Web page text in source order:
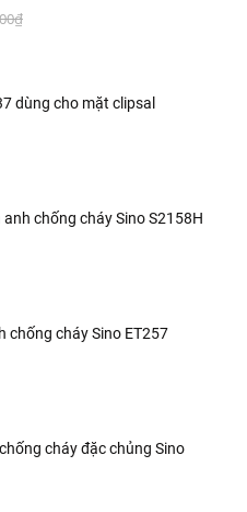
dùng cho mặt clipsal
chống cháy Sino S2158H
chống cháy Sino ET257
cháy đặc chủng Sino